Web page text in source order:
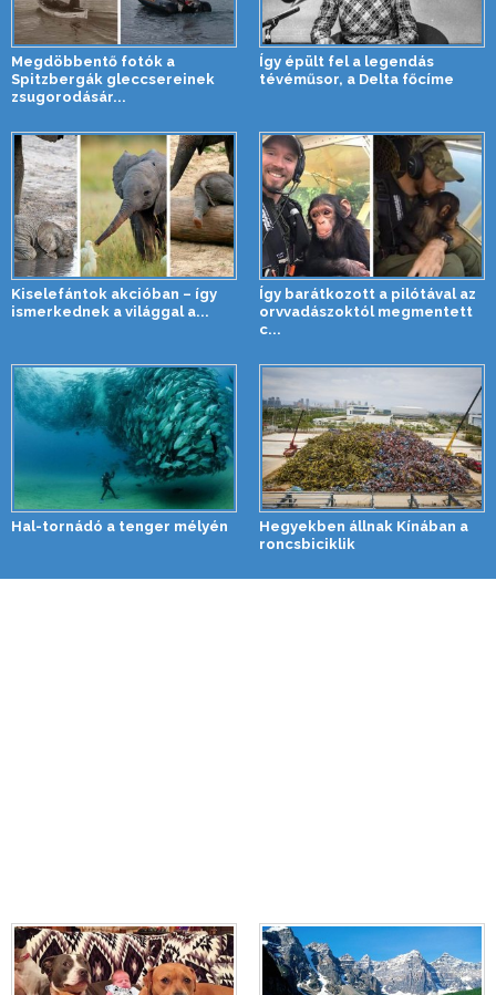
Megdöbbentő fotók a
Spitzbergák gleccsereinek
zsugorodásár...
Így épült fel a legendás
tévéműsor, a Delta főcíme
Kiselefántok akcióban – így
ismerkednek a világgal a...
Így barátkozott a pilótával az
orvvadászoktól megmentett
c...
Hal-tornádó a tenger mélyén
Hegyekben állnak Kínában a
roncsbiciklik